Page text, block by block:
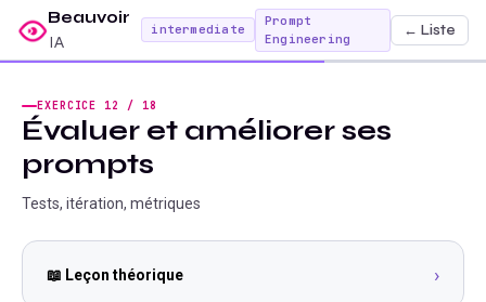
Beauvoir
IA
intermediate
Prompt
Engineering
← Liste
EXERCICE 12 / 18
Évaluer et améliorer ses
prompts
Tests, itération, métriques
📖 Leçon théorique ›